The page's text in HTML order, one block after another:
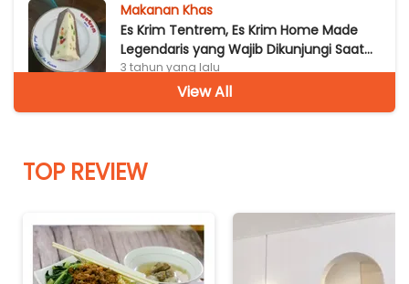
Makanan Khas
Es Krim Tentrem, Es Krim Home Made
Legendaris yang Wajib Dikunjungi Saat
ke Solo
3 tahun yang lalu
Makanan Khas
3 tahun yang lalu
Makanan Khas
Sop Ayam Pak Min Klaten, Sederhana
tapi Melegenda
View All
TOP REVIEW